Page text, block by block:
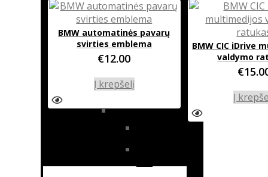
BMW F26
1 serija
BMW E81 /
5 serija
BMW automatinės pavarų
svirties emblema
€12.00
Į krepšelį
BMW CIC iDrive
valdymo
€
Į